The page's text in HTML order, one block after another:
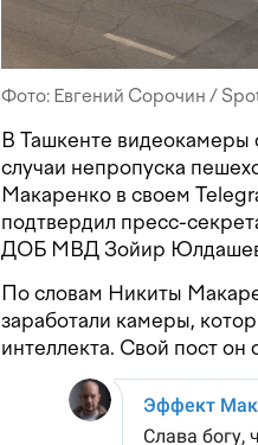
Фото: Евгений Сорочин /
В Ташкенте видеокамеры
случаи непропуска
Макаренко в своем
подтвердил пресс-
ДОБ МВД Зойир
По словам Никиты
заработали камеры,
интеллекта. Свой пост